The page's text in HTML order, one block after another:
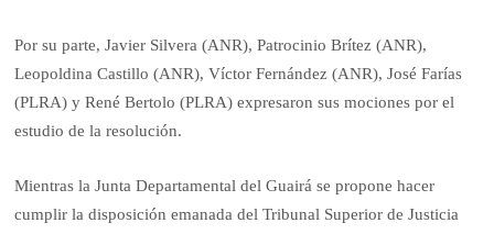
Por su parte, Javier Silvera (ANR), Patrocinio Brítez (ANR),
Leopoldina Castillo (ANR), Víctor Fernández (ANR), José Farías
(PLRA) y René Bertolo (PLRA) expresaron sus mociones por el
estudio de la resolución.
Mientras la Junta Departamental del Guairá se propone hacer
cumplir la disposición emanada del Tribunal Superior de Justicia